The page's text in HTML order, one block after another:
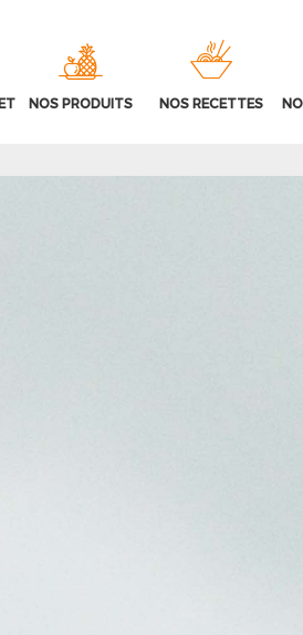
NOS PRODUITS NOS RECETTES